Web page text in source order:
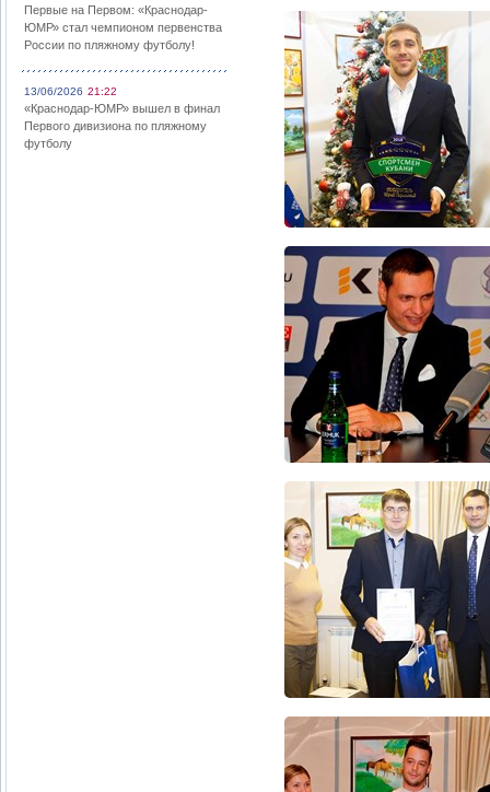
Первые на Первом: «Краснодар-
ЮМР» стал чемпионом первенства
России по пляжному футболу!
13/06/2026 21:22
«Краснодар-ЮМР» вышел в финал
Первого дивизиона по пляжному
футболу